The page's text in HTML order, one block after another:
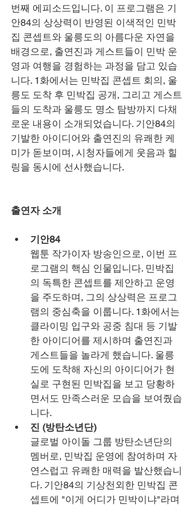
번째 에피소드입니다. 이 프로그램은 기
안84의 상상력이 반영된 이색적인 민박
집 콘셉트와 울릉도의 아름다운 자연을
배경으로, 출연진과 게스트들이 민박 운
영과 여행을 경험하는 과정을 담고 있습
니다. 1화에서는 민박집 콘셉트 회의, 울
릉도 도착 후 민박집 공개, 그리고 게스트
들의 도착과 울릉도 명소 탐방까지 다채
로운 내용이 소개되었습니다. 기안84의
기발한 아이디어와 출연진의 유쾌한 케
미가 돋보이며, 시청자들에게 웃음과 힐
링을 동시에 선사했습니다.
출연자 소개
기안84
웹툰 작가이자 방송인으로, 이번 프
로그램의 핵심 인물입니다. 민박집
의 독특한 콘셉트를 제안하고 운영
을 주도하며, 그의 상상력은 프로그
램의 중심축을 이룹니다. 1화에서는
클라이밍 입구와 공중 침대 등 기발
한 아이디어를 제시하며 출연진과
게스트들을 놀라게 했습니다. 울릉
도에 도착해 자신의 아이디어가 현
실로 구현된 민박집을 보고 당황하
면서도 만족스러운 모습을 보여줬습
니다.
진 (방탄소년단)
글로벌 아이돌 그룹 방탄소년단의
멤버로, 민박집 운영에 참여하며 자
연스럽고 유쾌한 매력을 발산했습니
다. 기안84의 기상천외한 민박집 콘
셉트에 "이게 어디가 민박이냐"라며